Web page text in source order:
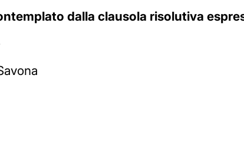
dalla clausola risolutiva